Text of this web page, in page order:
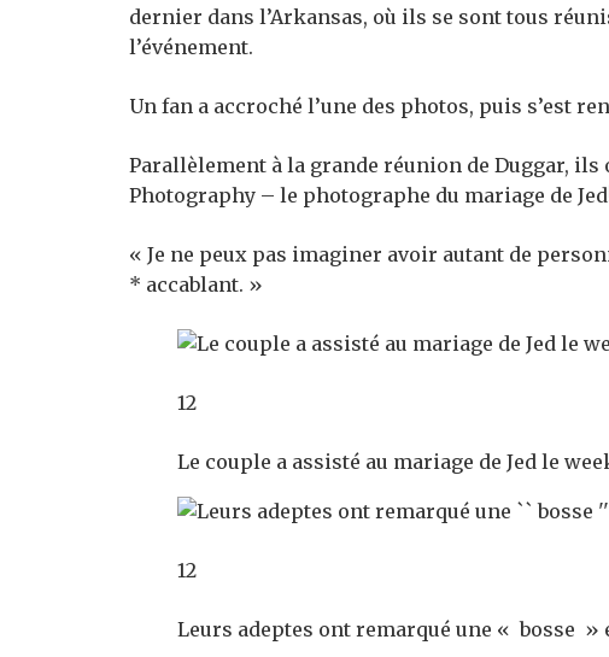
dernier dans l’Arkansas, où ils se sont tous
l’événement.
Un fan a accroché l’une des photos, puis s’est
Parallèlement à la grande réunion de Duggar, ils
Photography – le photographe du mariage de
« Je ne peux pas imaginer avoir autant de
* accablant. »
12
Le couple a assisté au mariage de Jed le
12
Leurs adeptes ont remarqué une « bosse »